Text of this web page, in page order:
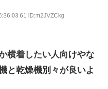
ID:m2JVZCkg
横着したい人向けやな
と乾燥機別々が良いよ